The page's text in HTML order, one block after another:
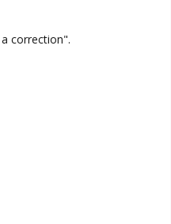
correction".